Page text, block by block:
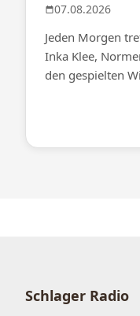
07.08.2026
Jeden Morgen
Inka Klee,
den gespielten
Schlager Radio